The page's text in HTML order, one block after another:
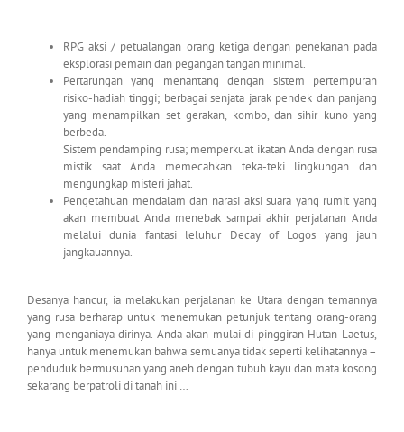
RPG aksi / petualangan orang ketiga dengan penekanan pada
eksplorasi pemain dan pegangan tangan minimal.
Pertarungan yang menantang dengan sistem pertempuran
risiko-hadiah tinggi; berbagai senjata jarak pendek dan panjang
yang menampilkan set gerakan, kombo, dan sihir kuno yang
berbeda.
Sistem pendamping rusa; memperkuat ikatan Anda dengan rusa
mistik saat Anda memecahkan teka-teki lingkungan dan
mengungkap misteri jahat.
Pengetahuan mendalam dan narasi aksi suara yang rumit yang
akan membuat Anda menebak sampai akhir perjalanan Anda
melalui dunia fantasi leluhur Decay of Logos yang jauh
jangkauannya.
Desanya hancur, ia melakukan perjalanan ke Utara dengan temannya
yang rusa berharap untuk menemukan petunjuk tentang orang-orang
yang menganiaya dirinya. Anda akan mulai di pinggiran Hutan Laetus,
hanya untuk menemukan bahwa semuanya tidak seperti kelihatannya –
penduduk bermusuhan yang aneh dengan tubuh kayu dan mata kosong
sekarang berpatroli di tanah ini …